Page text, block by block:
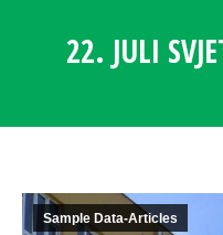
22. JULI
Sample Data-Articles